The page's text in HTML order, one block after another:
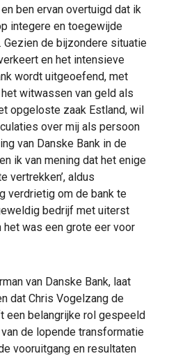
ben ervan overtuigd dat ik
integere en toegewijde
de bijzondere situatie
en het intensieve
wordt uitgeoefend, met
witwassen van geld als
opgeloste zaak Estland, wil
over mij als persoon
van Danske Bank in de
ik van mening dat het enige
vertrekken’, aldus
verdrietig om de bank te
bedrijf met uiterst
het was een grote eer voor
van Danske Bank, laat
dat Chris Vogelzang de
een belangrijke rol gespeeld
de lopende transformatie
vooruitgang en resultaten